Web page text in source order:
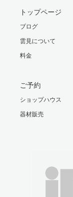
トップページ
ブログ
雲見について
料金
ご予約
ショップハウス
器材販売